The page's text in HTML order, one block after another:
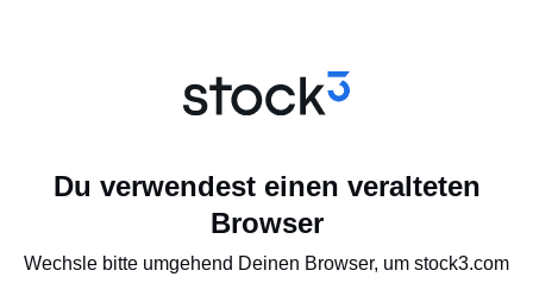
Du verwendest einen veralteten
Browser
Wechsle bitte umgehend Deinen Browser, um stock3.com